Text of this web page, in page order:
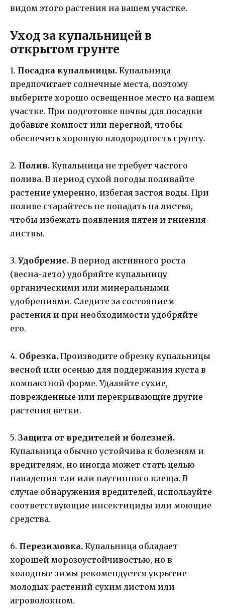
видом этого растения на вашем участке.
Уход за купальницей в
открытом грунте
1. Посадка купальницы. Купальница
предпочитает солнечные места, поэтому
выберите хорошо освещенное место на вашем
участке. При подготовке почвы для посадки
добавьте компост или перегной, чтобы
обеспечить хорошую плодородность грунту.
2. Полив. Купальница не требует частого
полива. В период сухой погоды поливайте
растение умеренно, избегая застоя воды. При
поливе старайтесь не попадать на листья,
чтобы избежать появления пятен и гниения
листвы.
3. Удобрение. В период активного роста
(весна-лето) удобряйте купальницу
органическими или минеральными
удобрениями. Следите за состоянием
растения и при необходимости удобряйте
его.
4. Обрезка. Производите обрезку купальницы
весной или осенью для поддержания куста в
компактной форме. Удаляйте сухие,
поврежденные или перекрывающие другие
растения ветки.
5. Защита от вредителей и болезней.
Купальница обычно устойчива к болезням и
вредителям, но иногда может стать целью
нападения тли или паутинного клеща. В
случае обнаружения вредителей, используйте
соответствующие инсектициды или моющие
средства.
6. Перезимовка. Купальница обладает
хорошей морозоустойчивостью, но в
холодные зимы рекомендуется укрытие
молодых растений сухим листом или
агроволокном.